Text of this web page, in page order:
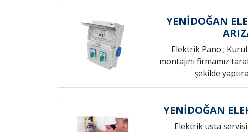
YENİDOĞAN
Elektrik Pano ;
montajını firmamız
şekilde
YENİDOĞAN
Elektrik usta